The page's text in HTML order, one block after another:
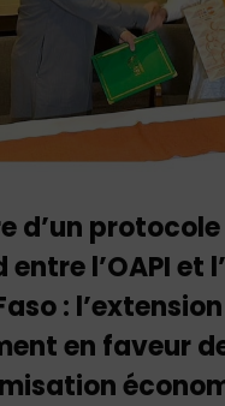
d’un protocole
l’OAPI et
:
en faveur